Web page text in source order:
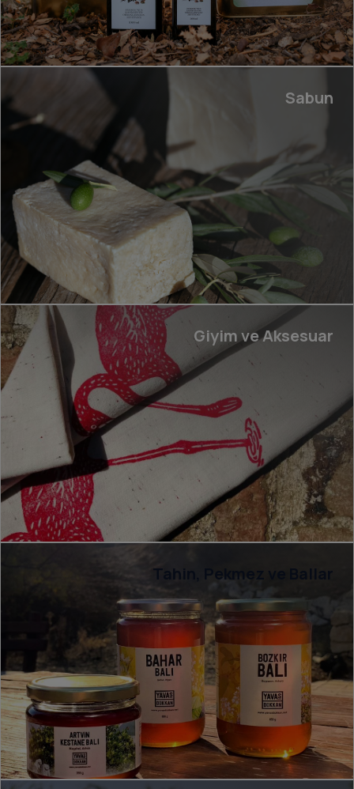
Sabun
Giyim ve Aksesuar
Tahin, Pekmez ve Ballar